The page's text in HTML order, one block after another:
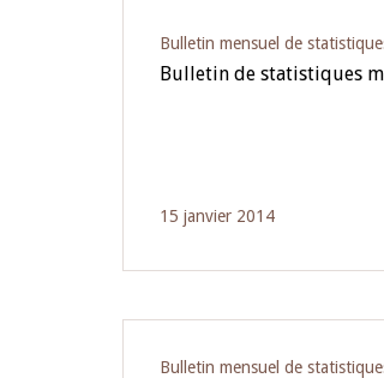
Bulletin mensuel de
Bulletin de statistiques
15 janvier 2014
Bulletin mensuel de